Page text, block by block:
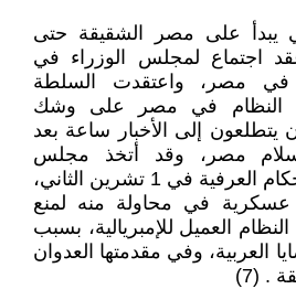
يبدأ على مصر الشقيقة حتى
اجتماع لمجلس الوزراء في
في مصر، واعتقدت السلطة
النظام في مصر على وشك
يتطلعون إلى الأخبار ساعة بعد
مصر، وقد أتخذ مجلس
الوزراء قراراً بإعلان الأحكام العرفية في 1 تشرين الثاني،
في محاولة منه لمنع
العميل للإمبريالية، بسبب
العربية، وفي مقدمتها العدوان
. (7)